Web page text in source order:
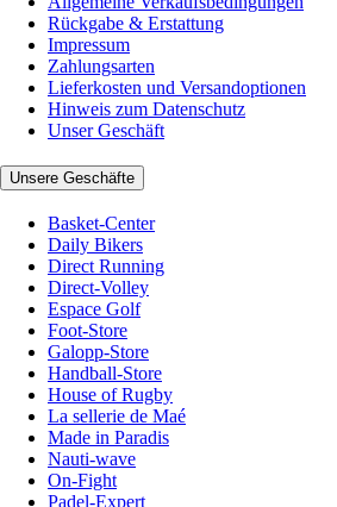
Rückgabe & Erstattung
Impressum
Zahlungsarten
Lieferkosten und Versandoptionen
Hinweis zum Datenschutz
Unser Geschäft
Unsere Geschäfte
Basket-Center
Daily Bikers
Direct Running
Direct-Volley
Espace Golf
Foot-Store
Galopp-Store
Handball-Store
House of Rugby
La sellerie de Maé
Made in Paradis
Nauti-wave
On-Fight
Padel-Expert